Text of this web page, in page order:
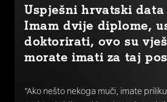
Uspješni hrvatski
Imam dvije diplome,
doktorirati, ovo su
morate imati za taj
“Ako nešto nekoga muči, imate